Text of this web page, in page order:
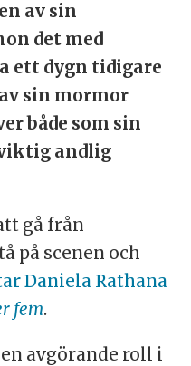
av sin
det med
ett dygn tidigare
sin mormor
både som sin
andlig
gå från
på scenen och
Daniela Rathana
fem.
avgörande roll i